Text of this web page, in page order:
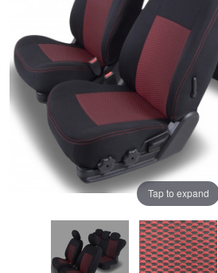
Tap to expand